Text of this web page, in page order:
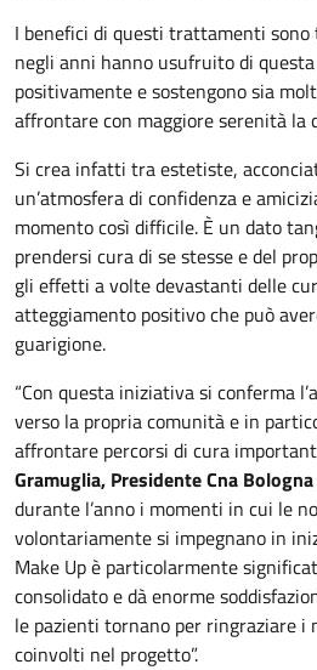
I benefici di questi trattamenti sono
negli anni hanno usufruito di
positivamente e sostengono sia
affrontare con maggiore serenità la
Si crea infatti tra estetiste,
un’atmosfera di confidenza e
momento così difficile. È un dato
prendersi cura di se stesse e del
gli effetti a volte devastanti delle
atteggiamento positivo che può
guarigione.
“Con questa iniziativa si conferma
verso la propria comunità e in
affrontare percorsi di cura
Gramuglia, Presidente Cna Bologna
durante l’anno i momenti in cui le
volontariamente si impegnano in
Make Up è particolarmente
consolidato e dà enorme
le pazienti tornano per ringraziare
coinvolti nel progetto”.